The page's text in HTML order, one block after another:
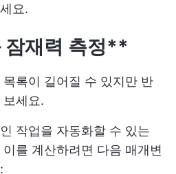
요.
잠재력 측정**
록이 길어질 수 있지만 반
세요.
작업을 자동화할 수 있는
를 계산하려면 다음 매개변